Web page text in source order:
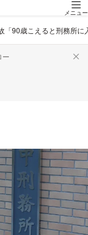
メニュー
「90歳こえると刑務所に
ー